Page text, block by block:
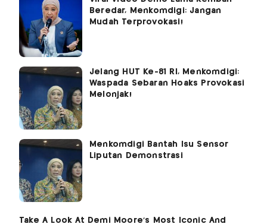
Beredar, Menkomdigi: Jangan
Mudah Terprovokasi!
Jelang HUT Ke-81 RI, Menkomdigi:
Waspada Sebaran Hoaks Provokasi
Melonjak!
Menkomdigi Bantah Isu Sensor
Liputan Demonstrasi